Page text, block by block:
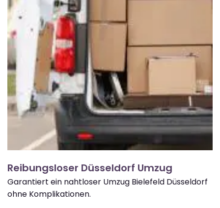
Reibungsloser Düsseldorf Umzug
Garantiert ein nahtloser Umzug Bielefeld Düsseldorf
ohne Komplikationen.